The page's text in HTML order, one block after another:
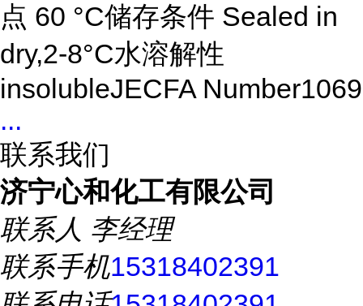
点 60 °C储存条件 Sealed in
dry,2-8°C水溶解性
insolubleJECFA Number1069
...
联系我们
济宁心和化工有限公司
联系人 李经理
联系手机15318402391